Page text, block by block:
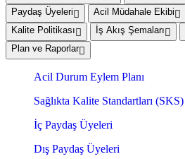
Paydaş Üyeleri
Acil Müdahale Ekibi
Kalite Politikası
İş Akış Şemaları
Plan ve Raporlar
Acil Durum Eylem Planı
Sağlıkta Kalite Standartları
İç Paydaş Üyeleri
Dış Paydaş Üyeleri